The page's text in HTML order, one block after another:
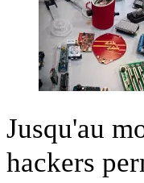
Jusqu'au
hackers